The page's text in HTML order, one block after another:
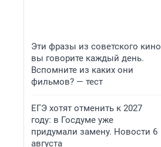
Эти фразы из советского кино
вы говорите каждый день.
Вспомните из каких они
фильмов? — тест
ЕГЭ хотят отменить к 2027
году: в Госдуме уже
придумали замену. Новости 6
августа